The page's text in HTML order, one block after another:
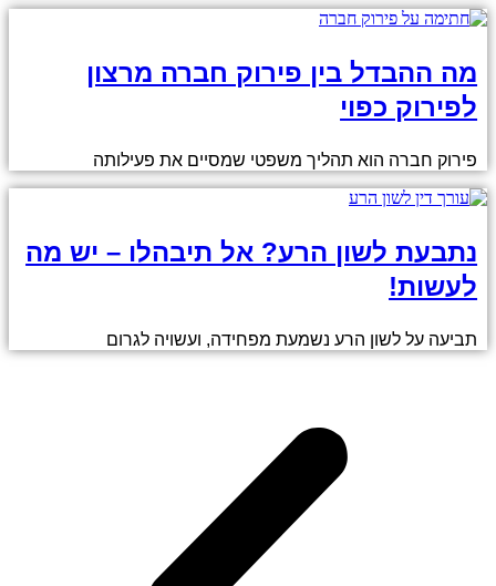
מה ההבדל בין פירוק חברה מרצון
לפירוק כפוי
פירוק חברה הוא תהליך משפטי שמסיים את פעילותה
נתבעת לשון הרע? אל תיבהלו – יש מה
לעשות!
תביעה על לשון הרע נשמעת מפחידה, ועשויה לגרום